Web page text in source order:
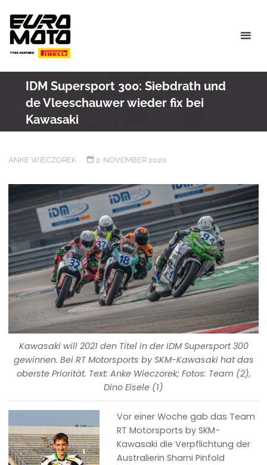
content
IDM Supersport 300: Siebdrath und
de Vleeschauwer wieder fix bei
Kawasaki
ANKE WIECZOREK 2. NOVEMBER 2020
Kawasaki will 2021 den Titel in der IDM Supersport 300
gewinnen. Bei RT Motorsports by SKM-Kawasaki hat das
oberste Priorität. Text: Anke Wieczorek; Fotos: Team (2),
Dino Eisele (1)
Vor einer Woche gab das Team
RT Motorsports by SKM-
Kawasaki die Verpflichtung der
Australierin Sharni Pinfold